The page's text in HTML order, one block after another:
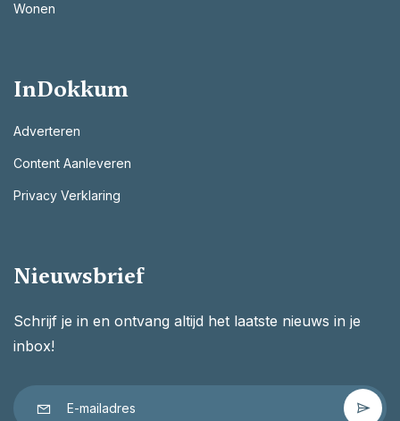
Wonen
InDokkum
Adverteren
Content Aanleveren
Privacy Verklaring
Nieuwsbrief
Schrijf je in en ontvang altijd het laatste nieuws in je
inbox!